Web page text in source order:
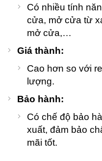
Có nhiều tính
cửa, mở cửa từ
mở cửa,…
Giá thành:
Cao hơn so với
lượng.
Bảo hành:
Có chế độ bảo
xuất, đảm bảo
mãi tốt.